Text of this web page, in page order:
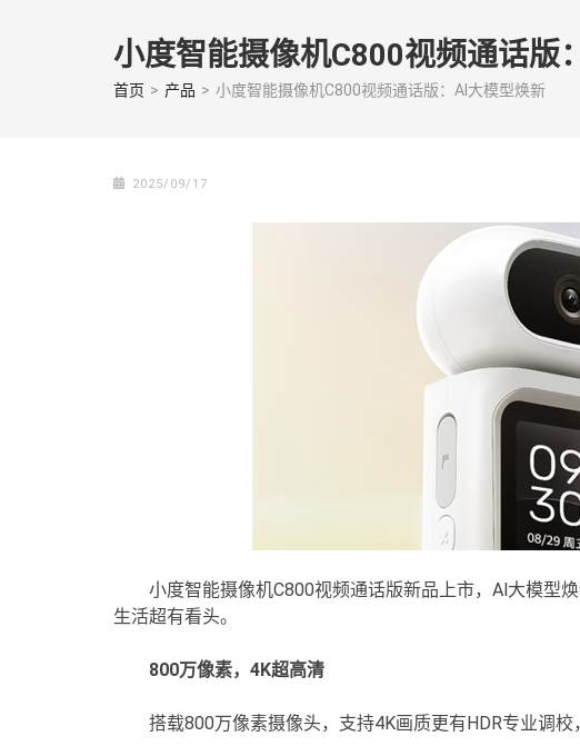
小度智能摄像机C800视频通话版
首页 > 产品 > 小度智能摄像机C800视频通话版：Al大模型焕新
2025/09/17
小度智能摄像机C800视频通话版新品上市，Al大模型
生活超有看头。
800万像素，4K超高清
搭载800万像素摄像头，支持4K画质更有HDR专业调校